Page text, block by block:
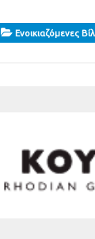
Ενοικιαζόμενες